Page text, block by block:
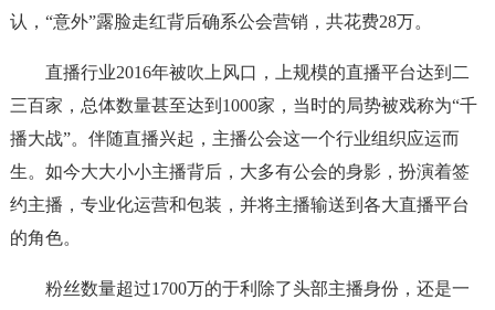
认，“意外”露脸走红背后确系公会营销，共花费28万。
直播行业2016年被吹上风口，上规模的直播平台达到二
三百家，总体数量甚至达到1000家，当时的局势被戏称为“千
播大战”。伴随直播兴起，主播公会这一个行业组织应运而
生。如今大大小小主播背后，大多有公会的身影，扮演着签
约主播，专业化运营和包装，并将主播输送到各大直播平台
的角色。
粉丝数量超过1700万的于利除了头部主播身份，还是一